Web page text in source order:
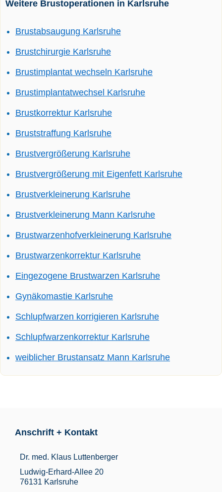
Weitere Brustoperationen in Karlsruhe
Brustabsaugung Karlsruhe
Brustchirurgie Karlsruhe
Brustimplantat wechseln Karlsruhe
Brustimplantatwechsel Karlsruhe
Brustkorrektur Karlsruhe
Bruststraffung Karlsruhe
Brustvergrößerung Karlsruhe
Brustvergrößerung mit Eigenfett Karlsruhe
Brustverkleinerung Karlsruhe
Brustverkleinerung Mann Karlsruhe
Brustwarzenhofverkleinerung Karlsruhe
Brustwarzenkorrektur Karlsruhe
Eingezogene Brustwarzen Karlsruhe
Gynäkomastie Karlsruhe
Schlupfwarzen korrigieren Karlsruhe
Schlupfwarzenkorrektur Karlsruhe
weiblicher Brustansatz Mann Karlsruhe
Anschrift + Kontakt
Dr. med. Klaus Luttenberger
Ludwig-Erhard-Allee 20
76131 Karlsruhe